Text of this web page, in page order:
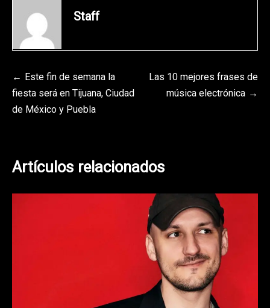
Staff
Navegación
de
Este fin de semana la
fiesta será en Tijuana, Ciudad
de México y Puebla
Las 10 mejores frases de
música electrónica
Artículos relacionados